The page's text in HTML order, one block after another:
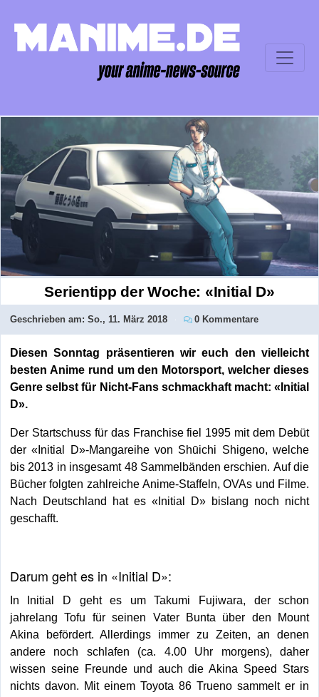
Serientipp der Woche: «Initial D»
Geschrieben am: So., 11. März 2018 0 Kommentare
Diesen Sonntag präsentieren wir euch den vielleicht
besten Anime rund um den Motorsport, welcher dieses
Genre selbst für Nicht-Fans schmackhaft macht: «Initial
D».
Der Startschuss für das Franchise fiel 1995 mit dem Debüt
der «Initial D»-Mangareihe von Shūichi Shigeno, welche
bis 2013 in insgesamt 48 Sammelbänden erschien. Auf die
Bücher folgten zahlreiche Anime-Staffeln, OVAs und Filme.
Nach Deutschland hat es «Initial D» bislang noch nicht
geschafft.
Darum geht es in «Initial D»:
In Initial D geht es um Takumi Fujiwara, der schon
jahrelang Tofu für seinen Vater Bunta über den Mount
Akina befördert. Allerdings immer zu Zeiten, an denen
andere noch schlafen (ca. 4.00 Uhr morgens), daher
wissen seine Freunde und auch die Akina Speed Stars
nichts davon. Mit einem Toyota 86 Trueno sammelt er in